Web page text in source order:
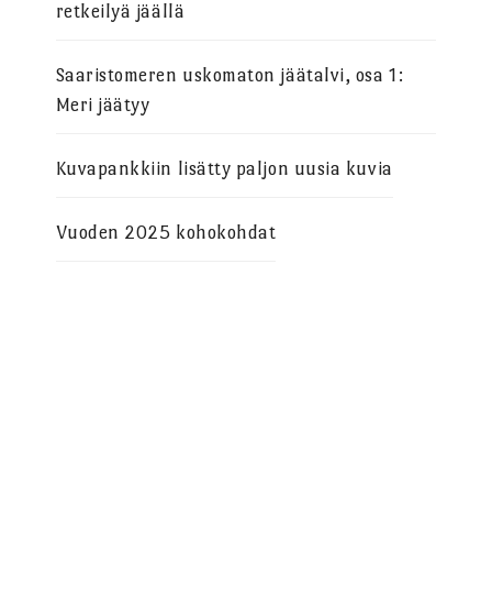
retkeilyä jäällä
Saaristomeren uskomaton jäätalvi, osa 1:
Meri jäätyy
Kuvapankkiin lisätty paljon uusia kuvia
Vuoden 2025 kohokohdat